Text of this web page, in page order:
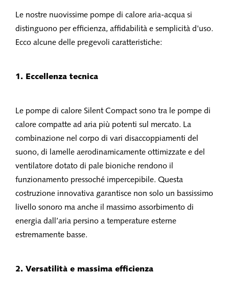
Le nostre nuovissime pompe di calore aria-acqua si
distinguono per efficienza, affidabilità e semplicità d'uso.
Ecco alcune delle pregevoli caratteristiche:
1. Eccellenza tecnica
Le pompe di calore Silent Compact sono tra le pompe di
calore compatte ad aria più potenti sul mercato. La
combinazione nel corpo di vari disaccoppiamenti del
suono, di lamelle aerodinamicamente ottimizzate e del
ventilatore dotato di pale bioniche rendono il
funzionamento pressoché impercepibile. Questa
costruzione innovativa garantisce non solo un bassissimo
livello sonoro ma anche il massimo assorbimento di
energia dall’aria persino a temperature esterne
estremamente basse.
2. Versatilità e massima efficienza